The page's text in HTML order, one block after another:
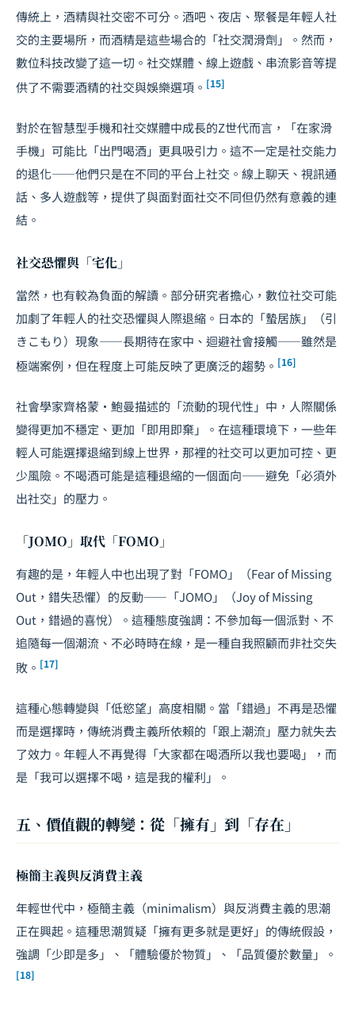
傳統上，酒精與社交密不可分。酒吧、夜店、聚餐是年輕人社
交的主要場所，而酒精是這些場合的「社交潤滑劑」。然而，
數位科技改變了這一切。社交媒體、線上遊戲、串流影音等提
供了不需要酒精的社交與娛樂選項。 [15]
對於在智慧型手機和社交媒體中成長的Z世代而言，「在家滑
手機」可能比「出門喝酒」更具吸引力。這不一定是社交能力
的退化——他們只是在不同的平台上社交。線上聊天、視訊通
話、多人遊戲等，提供了與面對面社交不同但仍然有意義的連
結。
社交恐懼與「宅化」
當然，也有較為負面的解讀。部分研究者擔心，數位社交可能
加劇了年輕人的社交恐懼與人際退縮。日本的「蟄居族」（引
きこもり）現象——長期待在家中、迴避社會接觸——雖然是
極端案例，但在程度上可能反映了更廣泛的趨勢。 [16]
社會學家齊格蒙・鮑曼描述的「流動的現代性」中，人際關係
變得更加不穩定、更加「即用即棄」。在這種環境下，一些年
輕人可能選擇退縮到線上世界，那裡的社交可以更加可控、更
少風險。不喝酒可能是這種退縮的一個面向——避免「必須外
出社交」的壓力。
「JOMO」取代「FOMO」
有趣的是，年輕人中也出現了對「FOMO」（Fear of Missing
Out，錯失恐懼）的反動——「JOMO」（Joy of Missing
Out，錯過的喜悅）。這種態度強調：不參加每一個派對、不
追隨每一個潮流、不必時時在線，是一種自我照顧而非社交失
敗。 [17]
這種心態轉變與「低慾望」高度相關。當「錯過」不再是恐懼
而是選擇時，傳統消費主義所依賴的「跟上潮流」壓力就失去
了效力。年輕人不再覺得「大家都在喝酒所以我也要喝」，而
是「我可以選擇不喝，這是我的權利」。
五、價值觀的轉變：從「擁有」到「存在」
極簡主義與反消費主義
年輕世代中，極簡主義（minimalism）與反消費主義的思潮
正在興起。這種思潮質疑「擁有更多就是更好」的傳統假設，
強調「少即是多」、「體驗優於物質」、「品質優於數量」。
[18]